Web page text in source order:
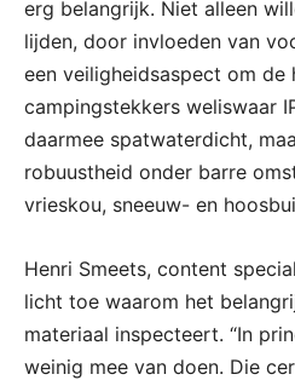
erg belangrijk. Niet alleen
lijden, door invloeden van
een veiligheidsaspect om de
campingstekkers weliswaar
daarmee spatwaterdicht,
robuustheid onder barre
vrieskou, sneeuw- en
Henri Smeets, content
licht toe waarom het
materiaal inspecteert. “In
weinig mee van doen. Die